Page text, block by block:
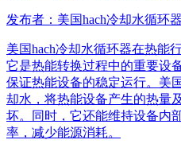
发布者：美国hach冷却水循环器
美国hach冷却水循环器在热能
它是热能转换过程中的重要设
保证热能设备的稳定运行。美
却水，将热能设备产生的热量
坏。同时，它还能维持设备内
率，减少能源消耗。